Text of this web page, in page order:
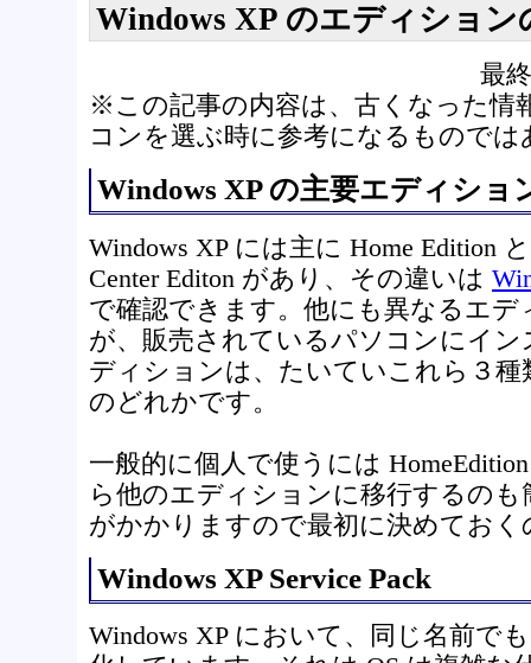
Windows XP のエディション
最
※この記事の内容は、古くなった情
コンを選ぶ時に参考になるものでは
Windows XP の主要エディショ
Windows XP には主に Home Edition
Center Editon があり、その違いは
で確認できます。他にも異なるエ
が、販売されているパソコンにイ
ディションは、たいていこれら３
のどれかです。
一般的に個人で使うには
ら他のエディションに移行するの
がかかりますので最初に決めておく
Windows XP Service Pack
Windows XP において、同じ名前で